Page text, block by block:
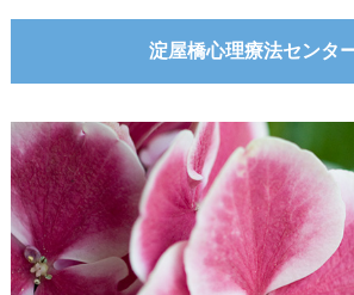
淀屋橋心理療法センタ